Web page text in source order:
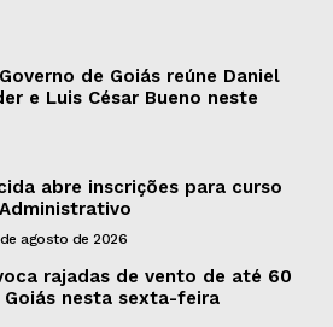
de Goiás reúne Daniel
e Luis César Bueno neste
abre inscrições para curso
agosto de 2026
rajadas de vento de até 60
nesta sexta-feira